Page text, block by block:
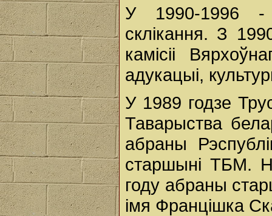
У 1990-1996 -
склікання. З
камісіі
адукацыі,
У 1989 годзе
Таварыства
абраны
старшыні ТБМ.
году абраны
імя Францішка